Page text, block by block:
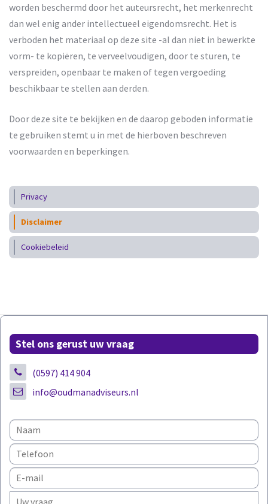
worden beschermd door het auteursrecht, het merkenrecht
dan wel enig ander intellectueel eigendomsrecht. Het is
verboden het materiaal op deze site -al dan niet in bewerkte
vorm- te kopiëren, te verveelvoudigen, door te sturen, te
verspreiden, openbaar te maken of tegen vergoeding
beschikbaar te stellen aan derden.
Door deze site te bekijken en de daarop geboden informatie
te gebruiken stemt u in met de hierboven beschreven
voorwaarden en beperkingen.
Privacy
Disclaimer
Cookiebeleid
Stel ons gerust uw vraag
(0597) 414 904
info@oudmanadviseurs.nl